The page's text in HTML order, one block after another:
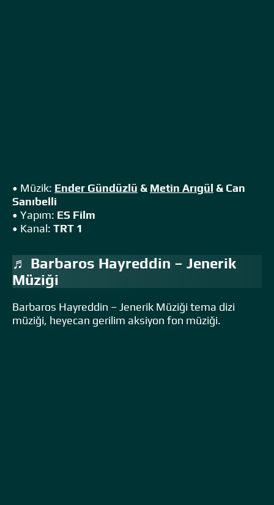
• Müzik: Ender Gündüzlü & Metin Arıgül & Can
Sanıbelli
• Yapım: ES Film
• Kanal: TRT 1
♬ Barbaros Hayreddin – Jenerik
Müziği
Barbaros Hayreddin – Jenerik Müziği tema dizi
müziği, heyecan gerilim aksiyon fon müziği.